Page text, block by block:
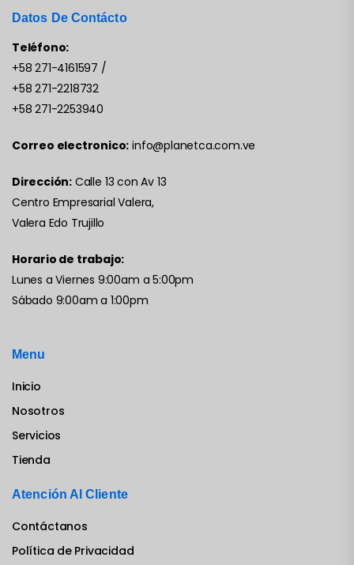
Datos De Contácto
Teléfono:
+58 271-4161597 /
+58 271-2218732
+58 271-2253940
Correo electronico: info@planetca.com.ve
Dirección: Calle 13 con Av 13
Centro Empresarial Valera,
Valera Edo Trujillo
Horario de trabajo:
Lunes a Viernes 9:00am a 5:00pm
Sábado 9:00am a 1:00pm
Menu
Inicio
Nosotros
Servicios
Tienda
Atención Al Cliente
Contáctanos
Política de Privacidad